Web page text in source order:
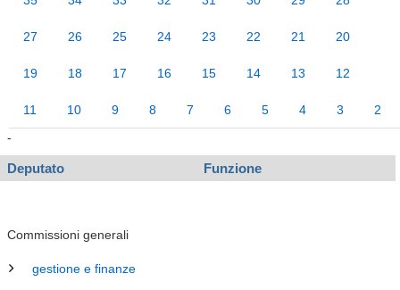
27 26 25 24 23 22 21 20
19 18 17 16 15 14 13 12
11 10 9 8 7 6 5 4 3
2
-
Deputato Funzione
Commissioni generali
gestione e finanze